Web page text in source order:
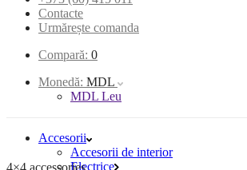
Contacte
Urmărește comanda
Compară: 0
Monedă: MDL
MDL Leu
Accesorii
Accesorii de interior
Electrice
4×4 accessories